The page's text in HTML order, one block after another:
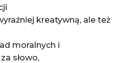
kreatywną, ale też
moralnych i
słowo,